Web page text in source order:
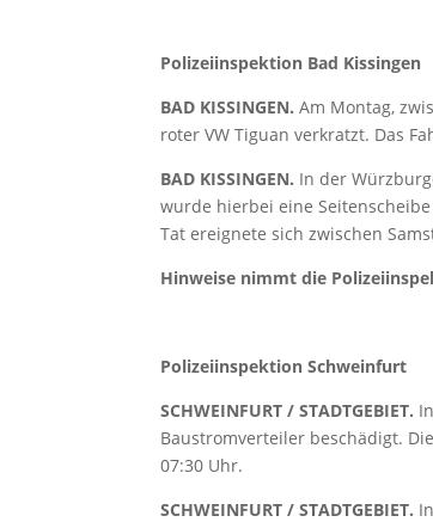
Polizeiinspektion Bad Kissingen
BAD KISSINGEN. Am Montag,
roter VW Tiguan verkratzt. Das
BAD KISSINGEN. In der
wurde hierbei eine
Tat ereignete sich zwischen
Hinweise nimmt die
Polizeiinspektion Schweinfurt
SCHWEINFURT / STADTGEBIET.
Baustromverteiler beschädigt.
07:30 Uhr.
SCHWEINFURT / STADTGEBIET.